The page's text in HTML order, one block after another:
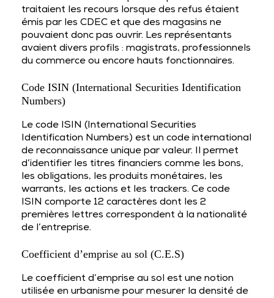
traitaient les recours lorsque des refus étaient
émis par les CDEC et que des magasins ne
pouvaient donc pas ouvrir. Les représentants
avaient divers profils : magistrats, professionnels
du commerce ou encore hauts fonctionnaires.
Code ISIN (International Securities Identification
Numbers)
Le code ISIN (International Securities
Identification Numbers) est un code international
de reconnaissance unique par valeur. Il permet
d’identifier les titres financiers comme les bons,
les obligations, les produits monétaires, les
warrants, les actions et les trackers. Ce code
ISIN comporte 12 caractères dont les 2
premières lettres correspondent à la nationalité
de l’entreprise.
Coefficient d’emprise au sol (C.E.S)
Le coefficient d’emprise au sol est une notion
utilisée en urbanisme pour mesurer la densité de